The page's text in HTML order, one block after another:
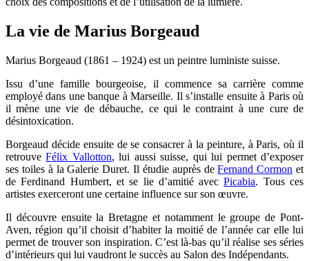
La vie de Marius Borgeaud
Marius Borgeaud (1861 – 1924) est un peintre luministe suisse.
Issu d’une famille bourgeoise, il commence sa carrière comme
employé dans une banque à Marseille. Il s’installe ensuite à Paris où
il mène une vie de débauche, ce qui le contraint à une cure de
désintoxication.
Borgeaud décide ensuite de se consacrer à la peinture, à Paris, où il
retrouveFélix Vallotton, lui aussi suisse, qui lui permet d’exposer
ses toiles à la Galerie Duret. Il étudie auprès deFernand Cormon et
de Ferdinand Humbert, et se lie d’amitié avecPicabia. Tous ces
artistes exerceront une certaine influence sur son œuvre.
Il découvre ensuite la Bretagne et notamment le groupe de Pont-
Aven, région qu’il choisit d’habiter la moitié de l’année car elle lui
permet de trouver son inspiration. C’est là-bas qu’il réalise ses séries
d’intérieurs qui lui vaudront le succès au Salon des Indépendants.